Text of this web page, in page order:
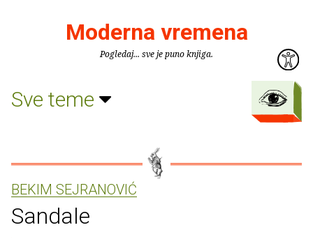
Moderna vremena
Pogledaj... sve je puno knjiga.
Sve teme
BEKIM SEJRANOVIĆ
Sandale